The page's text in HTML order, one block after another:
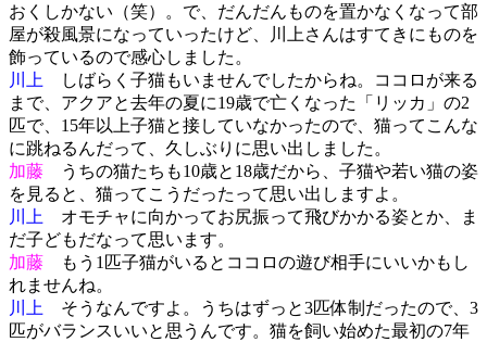
おくしかない（笑）。で、だんだんものを置かなくなって部
屋が殺風景になっていったけど、川上さんはすてきにものを
飾っているので感心しました。
川上
しばらく子猫もいませんでしたからね。ココロが来る
まで、アクアと去年の夏に19歳で亡くなった「リッカ」の2
匹で、15年以上子猫と接していなかったので、猫ってこんな
に跳ねるんだって、久しぶりに思い出しました。
加藤 うちの猫たちも10歳と18歳だから、子猫や若い猫の姿
を見ると、猫ってこうだったって思い出しますよ。
川上
オモチャに向かってお尻振って飛びかかる姿とか、ま
だ子どもだなって思います。
加藤 もう1匹子猫がいるとココロの遊び相手にいいかもし
れませんね。
川上
そうなんですよ。うちはずっと3匹体制だったので、3
匹がバランスいいと思うんです。猫を飼い始めた最初の7年